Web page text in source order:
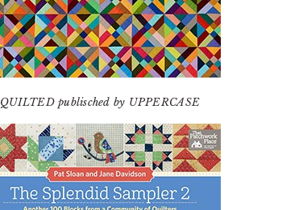
QUILTED publisched by UPPERCASE